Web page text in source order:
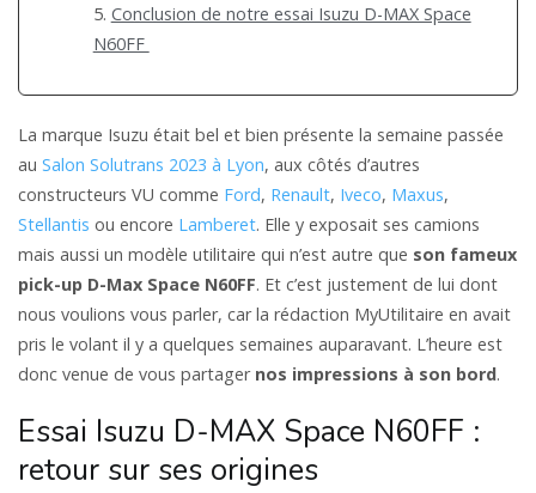
Conclusion de notre essai Isuzu D-MAX Space
N60FF
La marque Isuzu était bel et bien présente la semaine passée
au Salon Solutrans 2023 à Lyon, aux côtés d’autres
constructeurs VU comme Ford, Renault, Iveco, Maxus,
Stellantis ou encore Lamberet. Elle y exposait ses camions
mais aussi un modèle utilitaire qui n’est autre que son fameux
pick-up D-Max Space N60FF. Et c’est justement de lui dont
nous voulions vous parler, car la rédaction MyUtilitaire en avait
pris le volant il y a quelques semaines auparavant. L’heure est
donc venue de vous partager nos impressions à son bord.
Essai Isuzu D-MAX Space N60FF :
retour sur ses origines